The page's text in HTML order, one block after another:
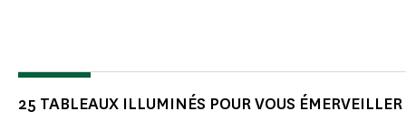
25 TABLEAUX ILLUMINÉS POUR VOUS ÉMERVEILLER